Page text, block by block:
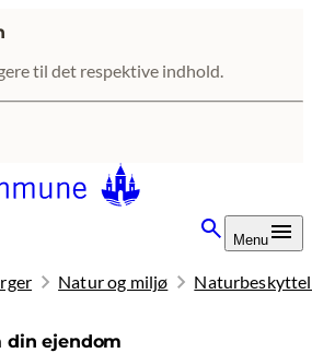
til det respektive indhold.
Menu
Natur og miljø
din ejendom
2026